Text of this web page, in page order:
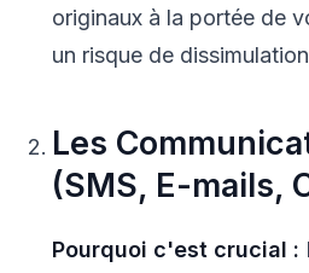
originaux à la portée de
un risque de
Les
(SMS, E-mails,
Pourquoi c'est crucial :